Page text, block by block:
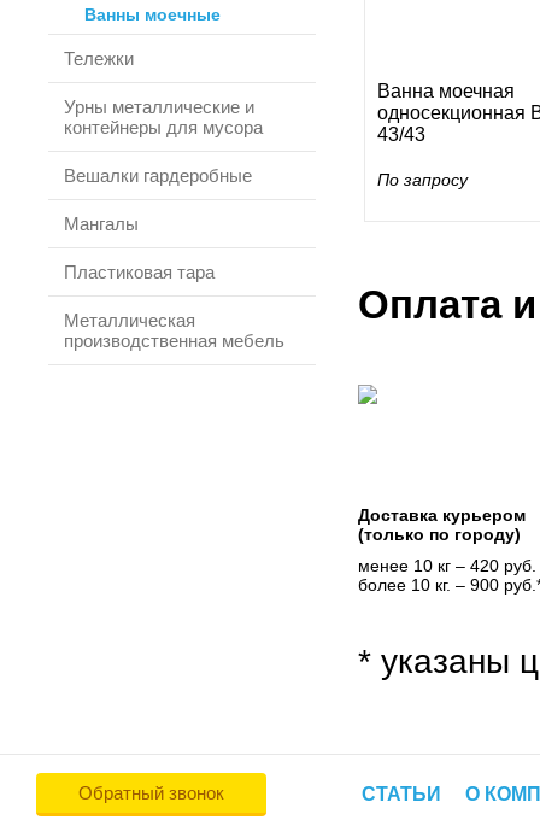
Ванны моечные
Тележки
Урны металлические и
контейнеры для мусора
Вешалки гардеробные
Мангалы
Пластиковая тара
Металлическая
производственная мебель
Ванна моечная
односекционная
43/43
По запросу
Оплата
Доставка курьером
(только по городу)
менее 10 кг – 420 руб.
более 10 кг. – 900
* указаны
Обратный звонок СТАТЬИ О